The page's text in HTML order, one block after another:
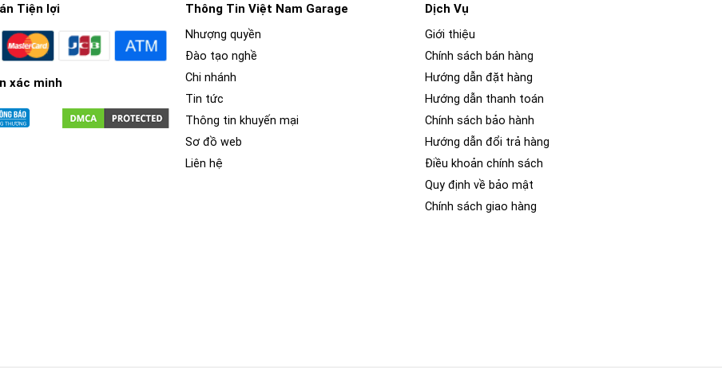
Tiện lợi
xác minh
Thông Tin Việt Nam Garage
Nhượng quyền
Đào tạo nghề
Chi nhánh
Tin tức
Thông tin khuyến mại
Sơ đồ web
Liên hệ
Dịch Vụ
Giới thiệu
Chính sách bán hàng
Hướng dẫn đặt hàng
Hướng dẫn thanh toán
Chính sách bảo hành
Hướng dẫn đổi trả hàng
Điều khoản chính sách
Quy định về bảo mật
Chính sách giao hàng